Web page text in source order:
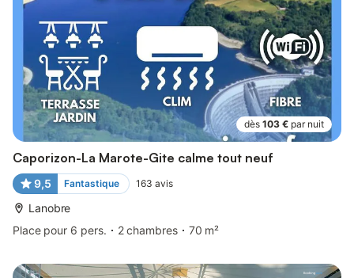
dès 103 € par nuit
Caporizon-La Marote-Gite calme tout neuf
9,5 Fantastique 163 avis
Lanobre
Place pour 6 pers.
2 chambres 70 m²